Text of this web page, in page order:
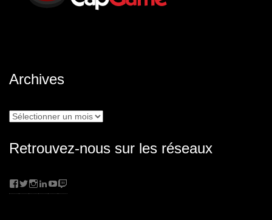
Archives
Archives
Retrouvez-nous sur les réseaux
Facebook
Twitter
Instagram
LinkedIn
YouTube